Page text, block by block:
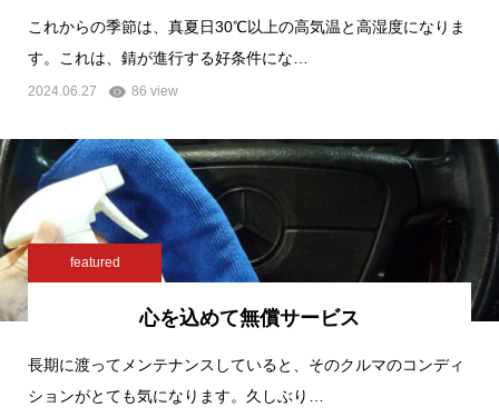
これからの季節は、真夏日30℃以上の高気温と高湿度になりま
す。これは、錆が進行する好条件にな…
2024.06.27 86 view
featured
心を込めて無償サービス
長期に渡ってメンテナンスしていると、そのクルマのコンディ
ションがとても気になります。久しぶり…